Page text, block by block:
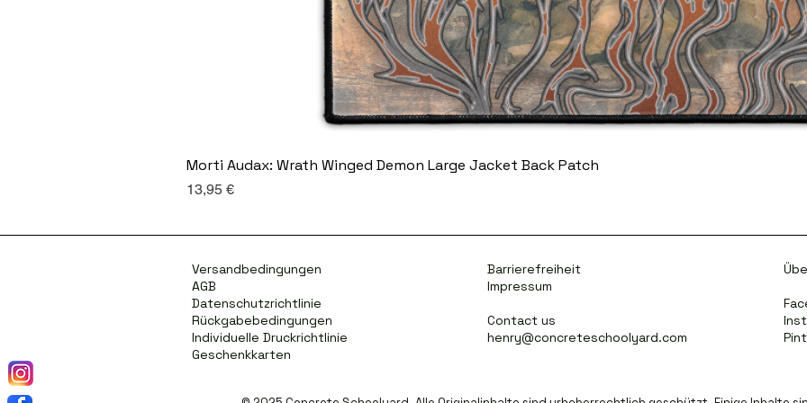
Morti Audax: Wrath Winged Demon Large Jacket Back Patch
Preis
13,95 €
Versandbedingungen
AGB
Datenschutzrichtlinie
Rückgabebedingungen
Individuelle Druckrichtlinie
Geschenkkarten
Barrierefreiheit
Impressum
Contact us
henry@concreteschoolyard.com